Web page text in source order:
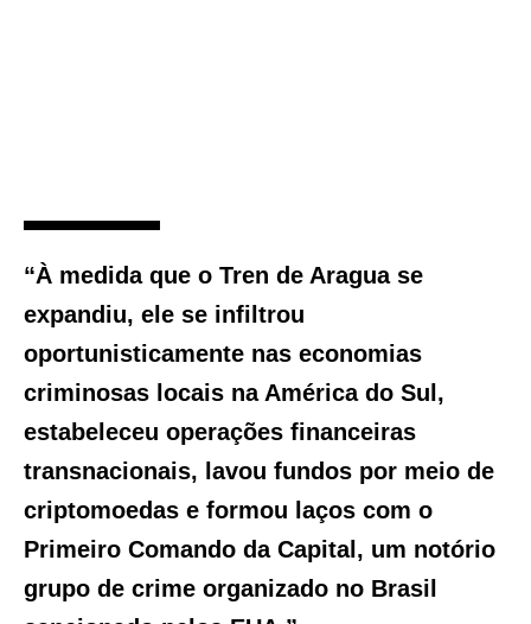
“À medida que o Tren de Aragua se
expandiu, ele se infiltrou
oportunisticamente nas economias
criminosas locais na América do Sul,
estabeleceu operações financeiras
transnacionais, lavou fundos por meio de
criptomoedas e formou laços com o
Primeiro Comando da Capital, um notório
grupo de crime organizado no Brasil